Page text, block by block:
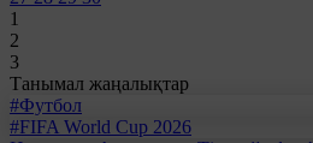
1
2
3
Танымал жаңалықтар
#Футбол
#FIFA World Cup 2026